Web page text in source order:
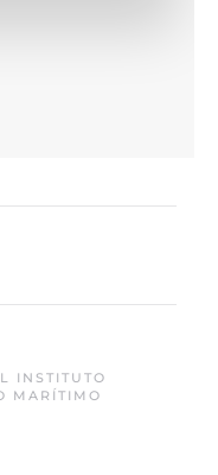
INSTITUTO
MARÍTIMO